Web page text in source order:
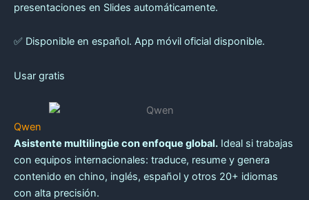
presentaciones en Slides automáticamente.
✅ Disponible en español. App móvil oficial disponible.
Usar gratis
Qwen
Asistente multilingüe con enfoque global. Ideal si trabajas
con equipos internacionales: traduce, resume y genera
contenido en chino, inglés, español y otros 20+ idiomas
con alta precisión.